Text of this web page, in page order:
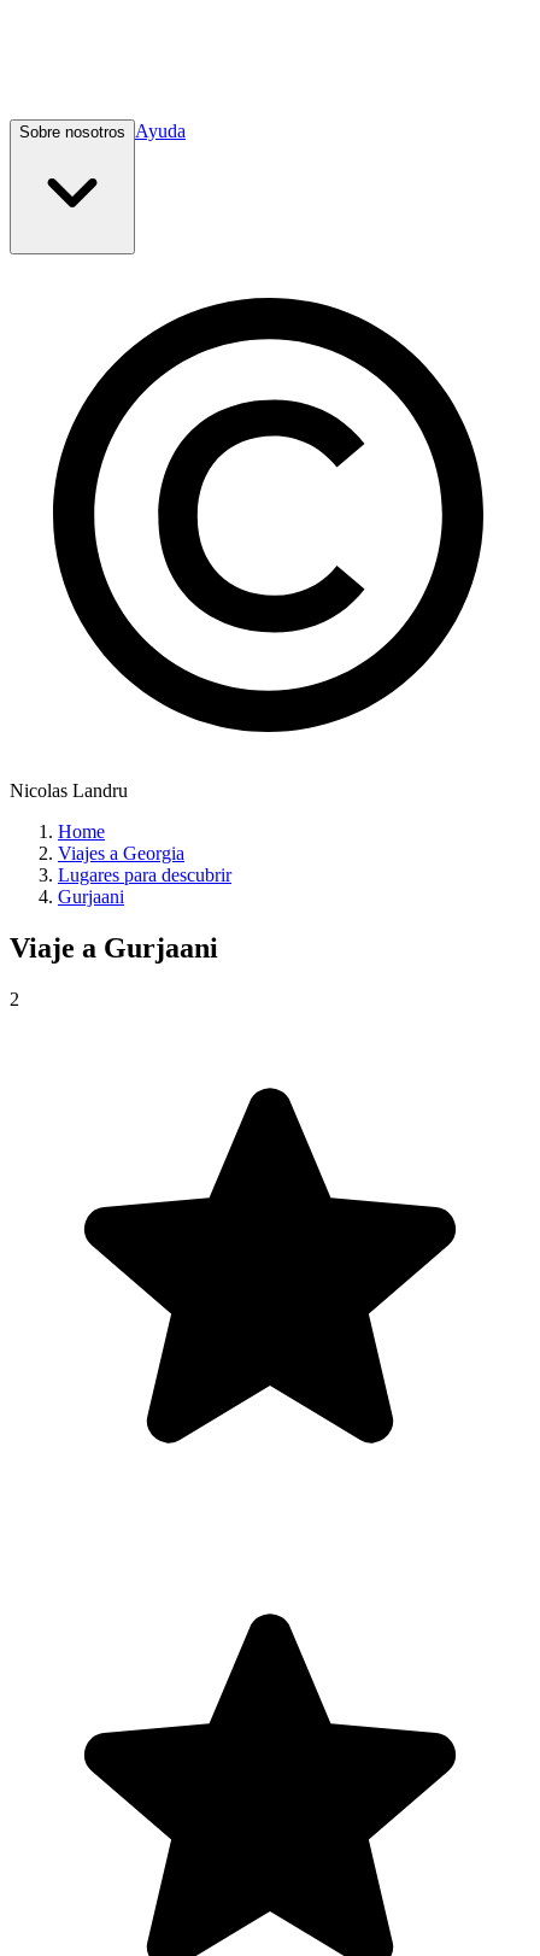
Sobre nosotros Ayuda
Nicolas Landru
Home
Viajes a Georgia
Lugares para descubrir
Gurjaani
Viaje a Gurjaani
2